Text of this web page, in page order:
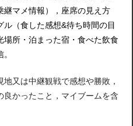
継マメ情報），座席の見え方
ル（食した感想&待ち時間の目
所・泊まった宿・食べた飲食
又は中継観戦で感想や勝敗，
良かったこと，マイブームを含